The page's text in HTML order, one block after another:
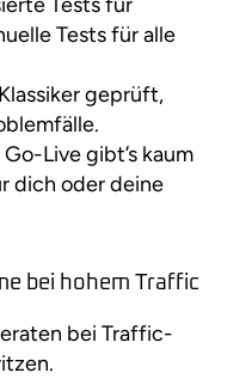
Tests für alle
geprüft,
Live gibt’s kaum
dich oder deine
bei hohem Traffic
bei Traffic-